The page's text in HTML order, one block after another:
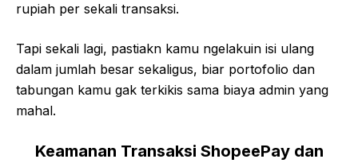
rupiah per sekali transaksi.
Tapi sekali lagi, pastiakn kamu ngelakuin isi ulang
dalam jumlah besar sekaligus, biar portofolio dan
tabungan kamu gak terkikis sama biaya admin yang
mahal.
Keamanan Transaksi ShopeePay dan